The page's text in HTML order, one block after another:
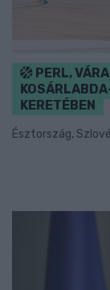
PERL,
KERETÉBEN
Észtország,